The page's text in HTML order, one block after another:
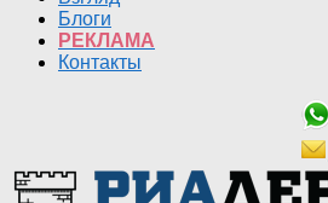
Блоги
РЕКЛАМА
Контакты